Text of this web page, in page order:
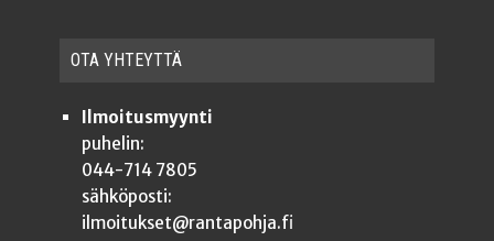
OTA YHTEYT­TÄ
Ilmoitusmyynti
puhelin:
044-714 7805
sähköposti:
ilmoitukset@rantapohja.fi